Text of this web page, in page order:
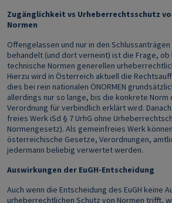
Zugänglichkeit vs Urheberrechtsschutz
Normen
Offengelassen und nur in den
behandelt (und dort verneint) ist die Frage,
technische Normen generellen
Hierzu wird in Österreich aktuell die
dies bei rein nationalen ÖNORMEN
allerdings nur so lange, bis die konkrete
Verordnung für verbindlich erklärt wird.
freies Werk iSd § 7 UrhG ohne
Normengesetz). Als gemeinfreies Werk
österreichische Gesetze, Verordnungen,
jedermann beliebig verwertet werden.
Auswirkungen der EuGH-Entscheidung
Auch wenn die Entscheidung des EuGH keine
urheberrechtlichen Schutz von Normen trifft,